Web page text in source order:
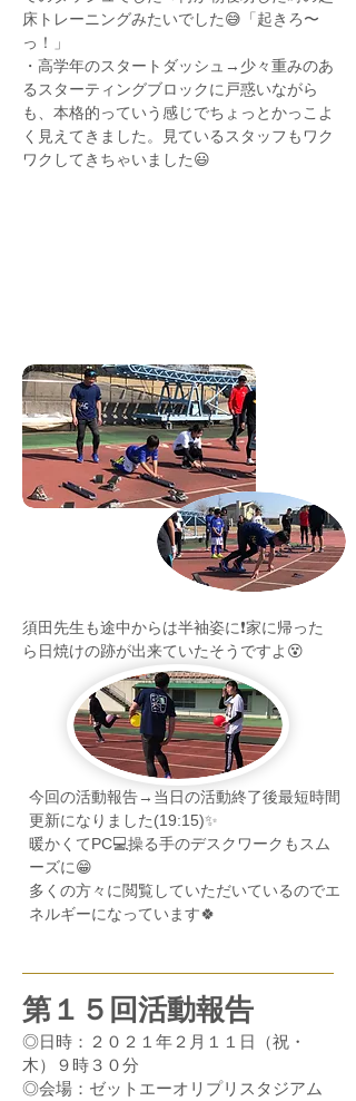
床トレーニングみたいでした😅「起きろ〜
っ！」
・高学年のスタートダッシュ→少々重みのあ
るスターティングブロックに戸惑いながら
も、本格的っていう感じでちょっとかっこよ
く見えてきました。見ているスタッフもワク
ワクしてきちゃいました😃
須田先生も途中からは半袖姿に❗️家に帰った
ら日焼けの跡が出来ていたそうですよ😵
今回の活動報告→当日の活動終了後最短時間
更新になりました(19:15)✨
暖かくてPC💻操る手のデスクワークもスム
ーズに😁
多くの方々に閲覧していただいているのでエ
ネルギーになっています🍀
第１５回活動報告
◎日時：２０２１年２月１１日（祝・
木）９時３０分
◎会場：ゼットエーオリプリスタジアム